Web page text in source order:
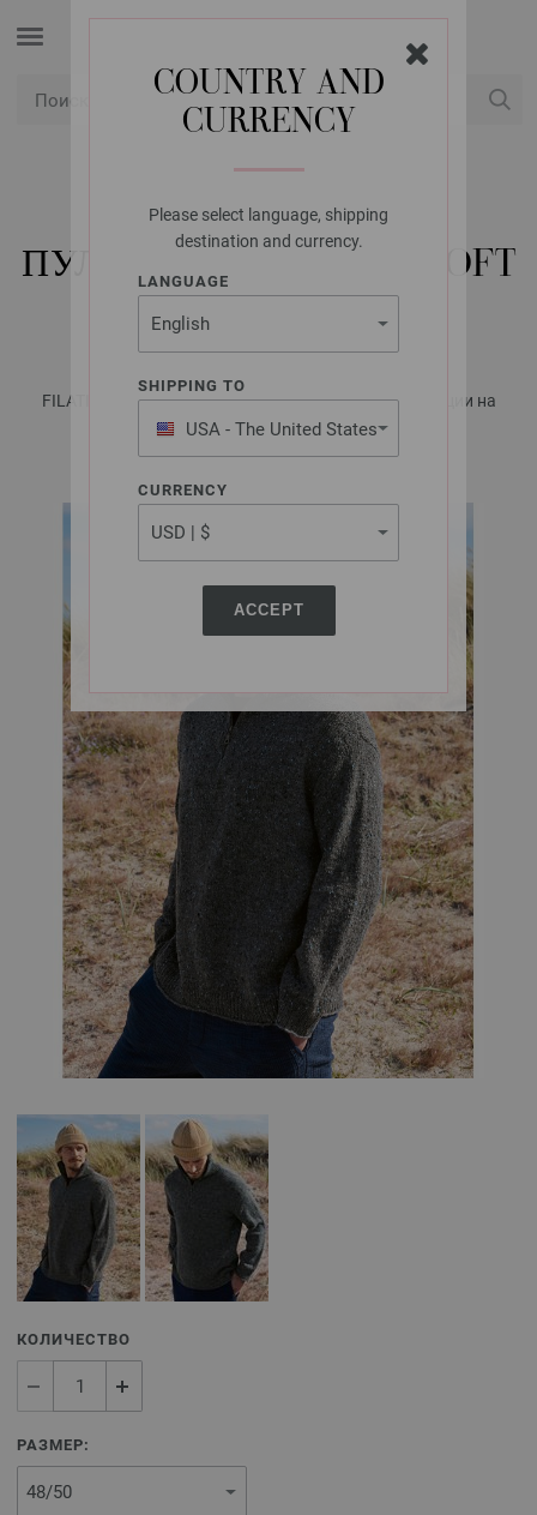
COUNTRY AND
CURRENCY
Please select language, shipping
destination and currency.
LANGUAGE
SHIPPING TO
USA - The United States
of America
CURRENCY
ACCEPT
LANA GROSSA
ПУЛОВЕР LANDLUST SOFT
TWEED 180
FILATI Männer No. 9 - Журнал на немецком, инструкции на
русском языке | Модель 20
КОЛИЧЕСТВО
РАЗМЕР: